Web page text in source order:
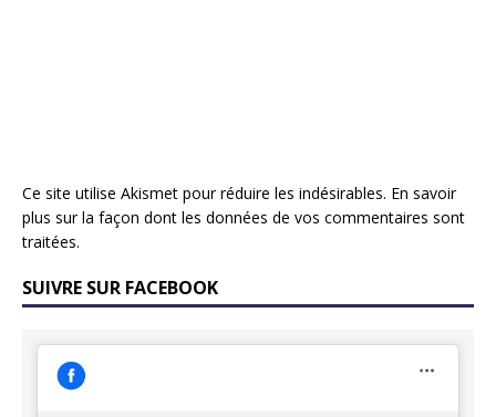
Ce site utilise Akismet pour réduire les indésirables. En savoir
plus sur la façon dont les données de vos commentaires sont
traitées.
SUIVRE SUR FACEBOOK